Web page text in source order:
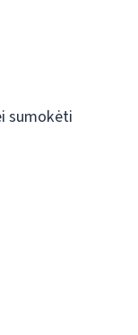
sumokėti